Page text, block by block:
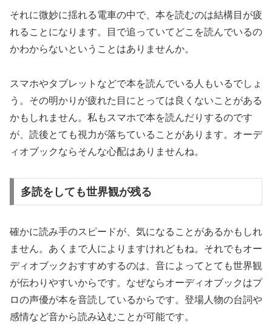
それに微妙に揺れる電車の中で、本を読むのは結構目が疲
れることになります。目で追っていてどこを読んでいるの
かわからないということはありませんか。
スマホやタブレットなどで本を読んでいる人もいるでしょ
う。その明かりが疲れた目にとっては良くないことがある
かもしれません。私もスマホで本を読んだりするのです
が、読後とても視力が落ちていることがあります。オーデ
ィオブックならそんな心配はありませんね。
多読をしても世界観が残る
確かに読み手のスピードが、気になることがあるかもしれ
ません。あくまで人によりますけれどもね。それでもオー
ディオブックおすすめするのは、音によってとても世界観
が伝わりやすいからです。なぜならオーディオブックはプ
ロの声優が本を音読しているからです。登場人物の台詞や
感情など音から読み込むことが可能です。